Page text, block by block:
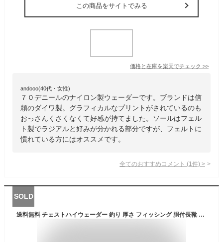
この商品をサイトでみる
価格と在庫を楽天でチェック >>
andooo(40代・女性)
７０デニールのナイロン製ウェーダーです。ブランドは信
頼のダイワ製。グラフィカルなプリントがされているのも
おっさんくさくなくて好感が持てました。ソールはフェル
ト製でラジアルと好みが分かれる部分ですが、フェルトに
慣れている方にはオススメです。
全てのおすすめコメント (1 件) >
SOLD
送料無料 チェストハイウェーダー 釣り 厚さ フィッシング 胴付長靴 胴長 釣り用長靴 カモフラ アウトドア【作業用 釣り 農作業 田畑仕事 水産用 釣り用ウェア つなぎ 作業服 釣りスーツ チェストウェーダー ウエーダー ゴム長靴 防水生地 防水服 田植え漁師 除雪作業】